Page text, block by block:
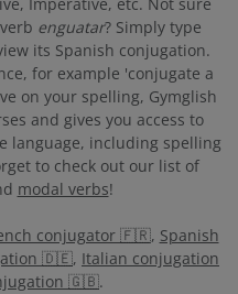
Imperative, etc. Not sure
enguatar? Simply type
its Spanish conjugation.
for example 'conjugate a
on your spelling, Gymglish
and gives you access to
language, including spelling
to check out our list of
modal verbs!
conjugator 🇫🇷, Spanish
🇩🇪, Italian conjugation
🇬🇧.